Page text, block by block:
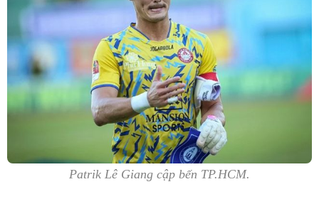
Patrik Lê Giang cập bến TP.HCM.